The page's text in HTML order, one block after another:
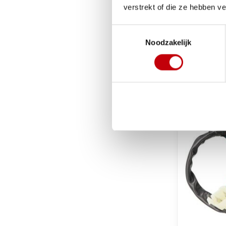
verstrekt of die ze hebben
Noodzakelijk
Tomos
e-/quadro
DMP